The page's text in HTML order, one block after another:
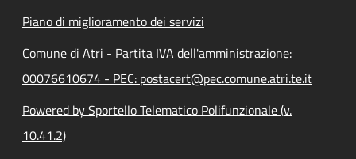
Piano di miglioramento dei servizi
Comune di Atri - Partita IVA dell'amministrazione:
00076610674 - PEC: postacert@pec.comune.atri.te.it
Powered by Sportello Telematico Polifunzionale (v.
10.41.2)